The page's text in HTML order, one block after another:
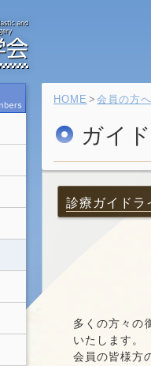
HOME 会員の方へ
ガイ
診療ガイドラ
多くの方々の
いたします。
会員の皆様方